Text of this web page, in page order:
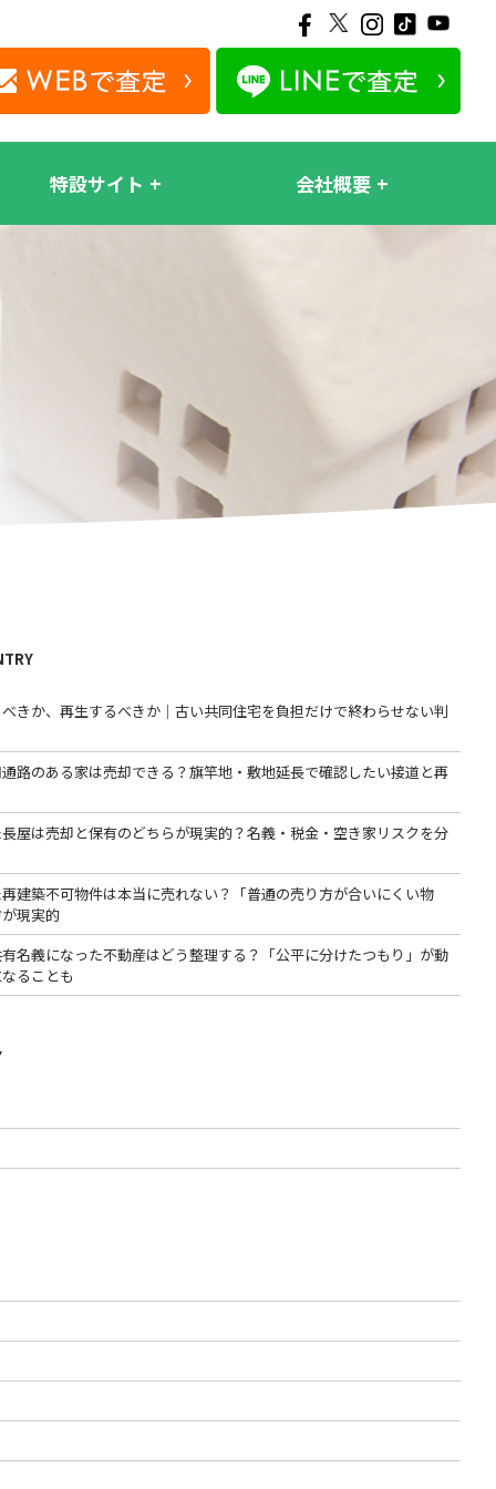
特設サイト 会社概要
きか、再生するべきか｜古い共同住宅を負担だけで終わらせない判
通路のある家は売却できる？旗竿地・敷地延長で確認したい接道と再
屋は売却と保有のどちらが現実的？名義・税金・空き家リスクを分
建築不可物件は本当に売れない？「普通の売り方が合いにくい物
現実的
名義になった不動産はどう整理する？「公平に分けたつもり」が動
ることも